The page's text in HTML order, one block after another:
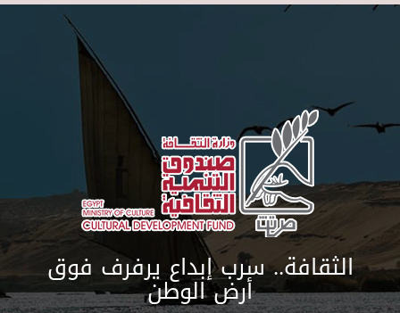
Skip to main content
الثقافة.. سرب إبداع يرفرف فوق
أرض الوطن